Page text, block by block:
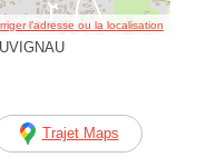
l’adresse ou la localisation
Trajet Maps